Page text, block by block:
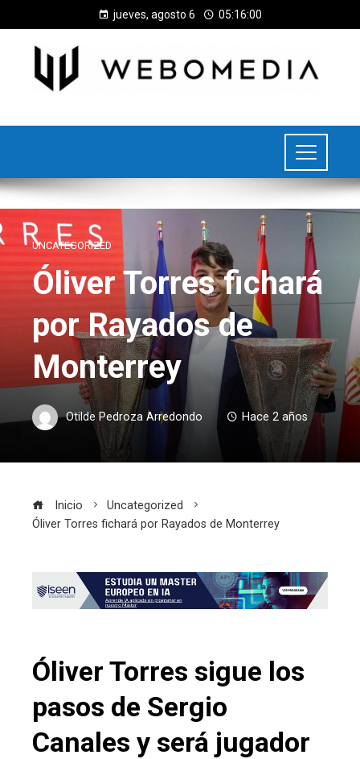
jueves, agosto 6 05:16:01
UNCATEGORIZED
Óliver Torres fichará
por Rayados de
Monterrey
Otilde Pedroza Arredondo Hace 2 años
Inicio
Uncategorized
Óliver Torres fichará por Rayados de Monterrey
Óliver Torres sigue los
pasos de Sergio
Canales y será jugador